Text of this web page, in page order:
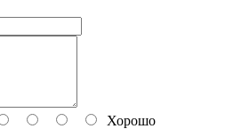
Хорошо